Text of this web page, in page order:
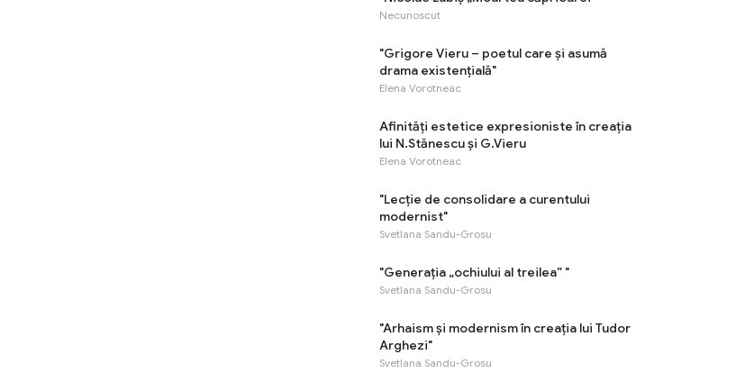
Necunoscut
"Grigore Vieru – poetul care și asumă
drama existențială"
Elena Vorotneac
Afinități estetice expresioniste în creația
lui N.Stănescu și G.Vieru
Elena Vorotneac
"Lecție de consolidare a curentului
modernist"
Svetlana Sandu-Grosu
"Generația „ochiului al treilea” "
Svetlana Sandu-Grosu
"Arhaism și modernism în creația lui Tudor
Arghezi"
Svetlana Sandu-Grosu